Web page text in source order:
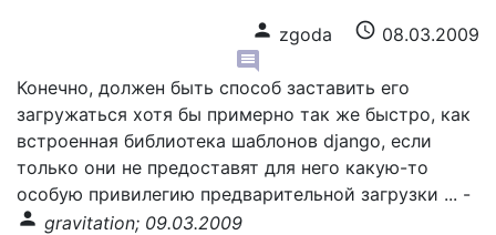
person zgoda schedule 08.03.2009
comment
Конечно, должен быть способ заставить его
загружаться хотя бы примерно так же быстро, как
встроенная библиотека шаблонов django, если
только они не предоставят для него какую-то
особую привилегию предварительной загрузки ... -
person gravitation; 09.03.2009